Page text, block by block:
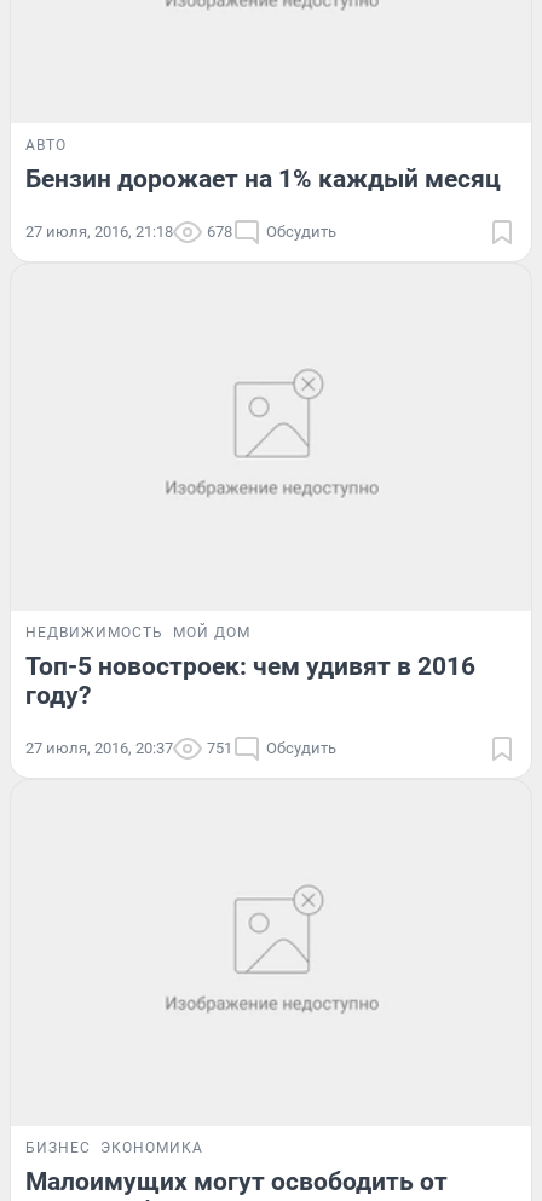
АВТО
Бензин дорожает на 1% каждый месяц
27 июля, 2016, 21:18 678 Обсудить
НЕДВИЖИМОСТЬ МОЙ ДОМ
Топ-5 новостроек: чем удивят в 2016
году?
27 июля, 2016, 20:37 751 Обсудить
БИЗНЕС ЭКОНОМИКА
Малоимущих могут освободить от